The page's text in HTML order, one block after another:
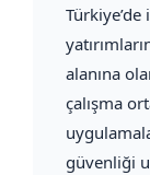
Türkiye’de
alanına
çalışma
güvenliği